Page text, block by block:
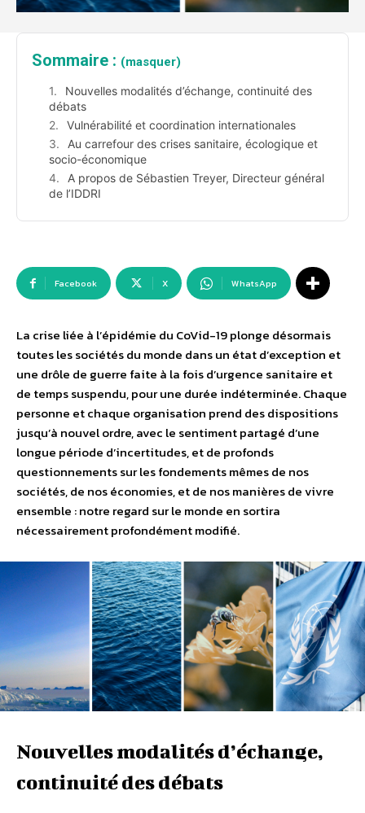
Sommaire : (masquer)
Nouvelles modalités d’échange, continuité des
débats
Vulnérabilité et coordination internationales
Au carrefour des crises sanitaire, écologique et
socio-économique
A propos de Sébastien Treyer, Directeur général
de l’IDDRI
Facebook X WhatsApp
La crise liée à l’épidémie du CoVid-19 plonge désormais
toutes les sociétés du monde dans un état d’exception et
une drôle de guerre faite à la fois d’urgence sanitaire et
de temps suspendu, pour une durée indéterminée. Chaque
personne et chaque organisation prend des dispositions
jusqu’à nouvel ordre, avec le sentiment partagé d’une
longue période d’incertitudes, et de profonds
questionnements sur les fondements mêmes de nos
sociétés, de nos économies, et de nos manières de vivre
ensemble : notre regard sur le monde en sortira
nécessairement profondément modifié.
Nouvelles modalités d’échange,
continuité des débats